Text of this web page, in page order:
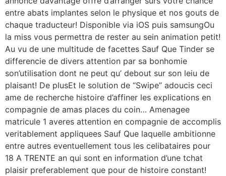
entre abats implantes selon le physique et nos gouts de
chaque traducteur! Disponible via iOS puis samsungOu
la miss vous permettra de rester au sein animation petit!
Au vu de une multitude de facettes Sauf Que Tinder se
differencie de divers attention par sa bonhomie
son’utilisation dont ne peut qu’ debout sur son leiu de
plaisant! De plusEt le solution de “Swipe” adoucis ceci
ame de recherche histoire d’affiner les explications en
compagnie de amas places du coin… Amenagee
matricule 1 averes attention en compagnie de accomplis
veritablement appliquees Sauf Que laquelle ambitionne
entre autres eventuellement tous les celibataires pour
18 A TRENTE an qui sont en information d’une tchat
plaisir preferablement que pour de histoire constant!